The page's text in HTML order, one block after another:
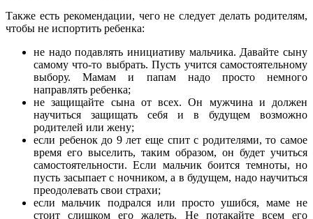
Также есть рекомендации, чего не следует делать родителям,
чтобы не испортить ребенка:
не надо подавлять инициативу мальчика. Давайте сыну
самому что-то выбрать. Пусть учится самостоятельному
выбору. Мамам и папам надо просто немного
направлять ребенка;
не защищайте сына от всех. Он мужчина и должен
научиться защищать себя и в будущем возможно
родителей или жену;
если ребенок до 9 лет еще спит с родителями, то самое
время его выселить, таким образом, он будет учиться
самостоятельности. Если мальчик боится темноты, но
пусть засыпает с ночником, а в будущем, надо научиться
преодолевать свои страхи;
если мальчик подрался или просто ушибся, маме не
стоит слишком его жалеть. Не потакайте всем его